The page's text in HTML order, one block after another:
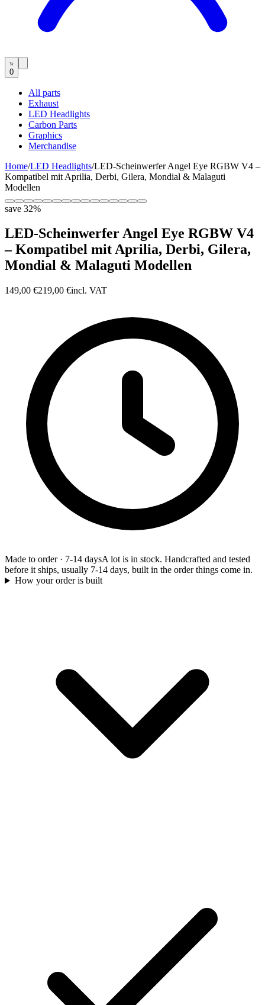
0
All parts
Exhaust
LED Headlights
Carbon Parts
Graphics
Merchandise
Home/LED Headlights/LED-Scheinwerfer Angel Eye RGBW V4 –
Kompatibel mit Aprilia, Derbi, Gilera, Mondial & Malaguti
Modellen
save 32%
LED-Scheinwerfer Angel Eye RGBW V4
– Kompatibel mit Aprilia, Derbi, Gilera,
Mondial & Malaguti Modellen
149,00 €219,00 €incl. VAT
Made to order· 7-14 daysA lot is in stock. Handcrafted and tested
before it ships, usually 7-14 days, built in the order things come in.
How your order is built